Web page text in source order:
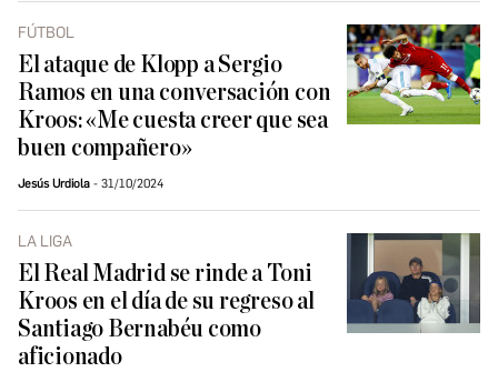
FÚTBOL
El ataque de Klopp a Sergio
Ramos en una conversación con
Kroos: «Me cuesta creer que sea
buen compañero»
Jesús Urdiola 31/10/2024
LA LIGA
El Real Madrid se rinde a Toni
Kroos en el día de su regreso al
Santiago Bernabéu como
aficionado